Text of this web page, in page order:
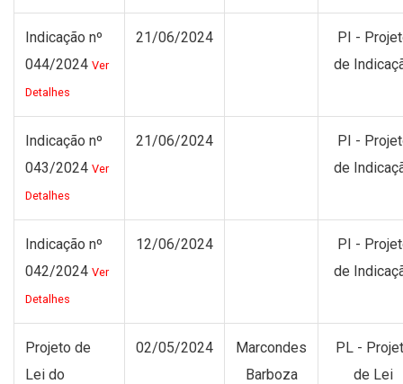
Indicação nº
044/2024 Ver
Detalhes
21/06/2024
PI -
de
Indicação nº
043/2024 Ver
Detalhes
21/06/2024
PI -
de
Indicação nº
042/2024 Ver
Detalhes
12/06/2024
PI -
de
Projeto de
Lei do
02/05/2024
Marcondes
Barboza
PL -
de Lei